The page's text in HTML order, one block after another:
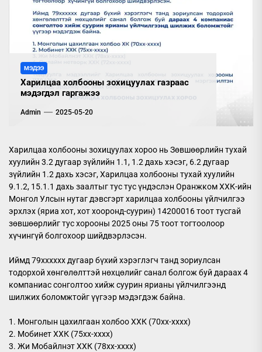
МЭДЭЭ
Харилцаа холбооны зохицуулах газраас
мэдэгдэл гаргажээ
Admin 2025-05-20
Харилцаа холбооны зохицуулах хороо нь Зөвшөөрлийн тухай
хуулийн 3.2 дугаар зүйлийн 1.1, 1.2 дахь хэсэг, 6.2 дугаар
зүйлийн 1.2 дахь хэсэг, Харилцаа холбооны тухай хуулийн
9.1.2, 15.1.1 дахь заалтыг тус тус үндэслэн Оранжком ХХК-ийн
Монгол Улсын нутаг дэвсгэрт харилцаа холбооны үйлчилгээ
эрхлэх (яриа хот, хот хооронд-суурин) 14200016 тоот тусгай
зөвшөөрлийг тус хорооны 2025 оны 75 тоот тогтоолоор
хүчингүй болгохоор шийдвэрлэсэн.
Иймд 79хххххх дугаар бүхий хэрэглэгч танд зориулсан
тодорхой хөнгөлөлттэй нөхцөлийг санал болгож буй дараах 4
компаниас сонголтоо хийж суурин ярианы үйлчилгээнд
шилжих боломжтойг үүгээр мэдэгдэж байна.
1. Монголын цахилгаан холбоо ХХК (70xx-xxxx)
2. Мобинет ХХК (75xx-xxxx)
3. Жи Мобайлнэт ХХК (78xx-xxxx)